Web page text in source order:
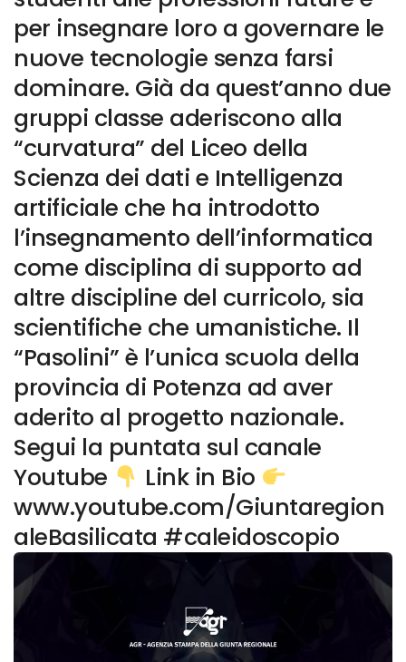
per insegnare loro a governare le
nuove tecnologie senza farsi
dominare. Già da quest’anno due
gruppi classe aderiscono alla
“curvatura” del Liceo della
Scienza dei dati e Intelligenza
artificiale che ha introdotto
l’insegnamento dell’informatica
come disciplina di supporto ad
altre discipline del curricolo, sia
scientifiche che umanistiche. Il
“Pasolini” è l’unica scuola della
provincia di Potenza ad aver
aderito al progetto nazionale.
Segui la puntata sul canale
Youtube
Link in Bio
www.youtube.com/Giuntaregion
aleBasilicata #caleidoscopio